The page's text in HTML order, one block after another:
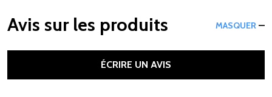
Avis sur les produits MASQUER
ÉCRIRE UN AVIS